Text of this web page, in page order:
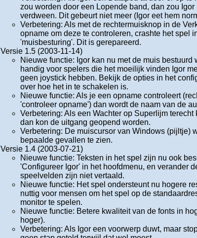
zou worden door een Lopende band, dan zou
verdween. Dit gebeurt niet meer (Igor eet hem
Verbetering: Als met de rechtermuisknop in de
opname om deze te controleren, crashte het spel
'muisbesturing'. Dit is gerepareerd.
Versie 1.5 (2003-11-14)
Nieuwe functie: Igor kan nu met de muis bestuurd
handig voor spelers die het moeilijk vinden Igor
geen joystick hebben. Bekijk de opties in het
over hoe het in te schakelen is.
Nieuwe functie: Als je een opname controleert
'controleer opname') dan wordt de naam van de
Verbetering: Als een Wachter op Superlijm terecht
dan kon de uitgang geopend worden.
Verbetering: De muiscursor van Windows (pijltje)
bepaalde gevallen te zien.
Versie 1.4 (2003-07-21)
Nieuwe functie: Teksten in het spel zijn nu ook
'Configureer Igor' in het hoofdmenu, en verander
speelvelden zijn niet vertaald.
Nieuwe functie: Het spel ondersteunt nu hogere
nuttig voor mensen om het spel op de
monitor te spelen.
Nieuwe functie: Betere kwaliteit van de fonts in
hoger).
Verbetering: Als Igor een voorwerp duwt, maar